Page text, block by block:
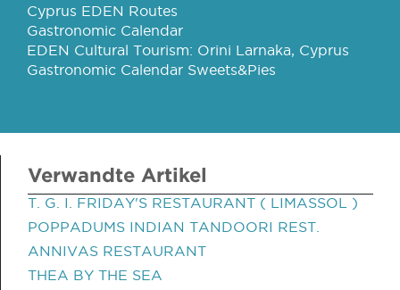
Cyprus EDEN Routes
Gastronomic Calendar
EDEN Cultural Tourism: Orini Larnaka, Cyprus
Gastronomic Calendar Sweets&Pies
Verwandte Artikel
T. G. I. FRIDAY'S RESTAURANT ( LIMASSOL )
POPPADUMS INDIAN TANDOORI REST.
ANNIVAS RESTAURANT
THEA BY THE SEA